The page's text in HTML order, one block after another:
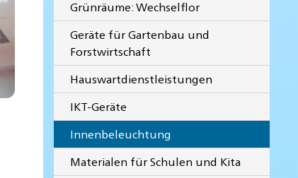
Grünräume: Wechselflor
Geräte für Gartenbau und
Forstwirtschaft
Hauswartdienstleistungen
IKT-Geräte
Innenbeleuchtung
Materialen für Schulen und Kita